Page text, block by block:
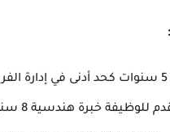
خبرة هندسية 8 سنوات كحد أدنى